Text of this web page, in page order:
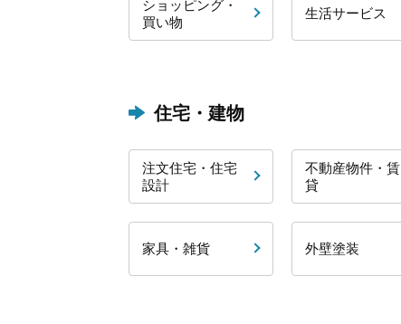
ショッピング・
買い物
生活サービス
住宅・建物
注文住宅・住宅
設計
不動産物件・賃
貸
家具・雑貨 外壁塗装